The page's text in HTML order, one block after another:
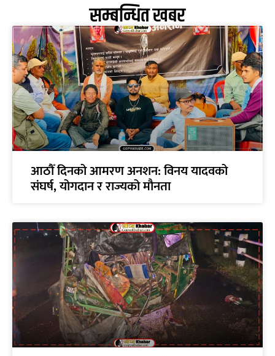
सम्बन्धित खबर
आठौँ दिनको आमरण अनशन: विनय यादवको
संघर्ष, योगदान र राज्यको मौनता